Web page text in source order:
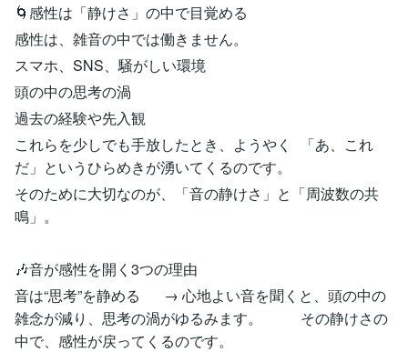
🌀感性は「静けさ」の中で目覚める
感性は、雑音の中では働きません。
スマホ、SNS、騒がしい環境
頭の中の思考の渦
過去の経験や先入観
これらを少しでも手放したとき、ようやく 「あ、これ
だ」というひらめきが湧いてくるのです。
そのために大切なのが、「音の静けさ」と「周波数の共
鳴」。
🎶音が感性を開く3つの理由
音は“思考”を静める → 心地よい音を聞くと、頭の中の
雑念が減り、思考の渦がゆるみます。 その静けさの
中で、感性が戻ってくるのです。